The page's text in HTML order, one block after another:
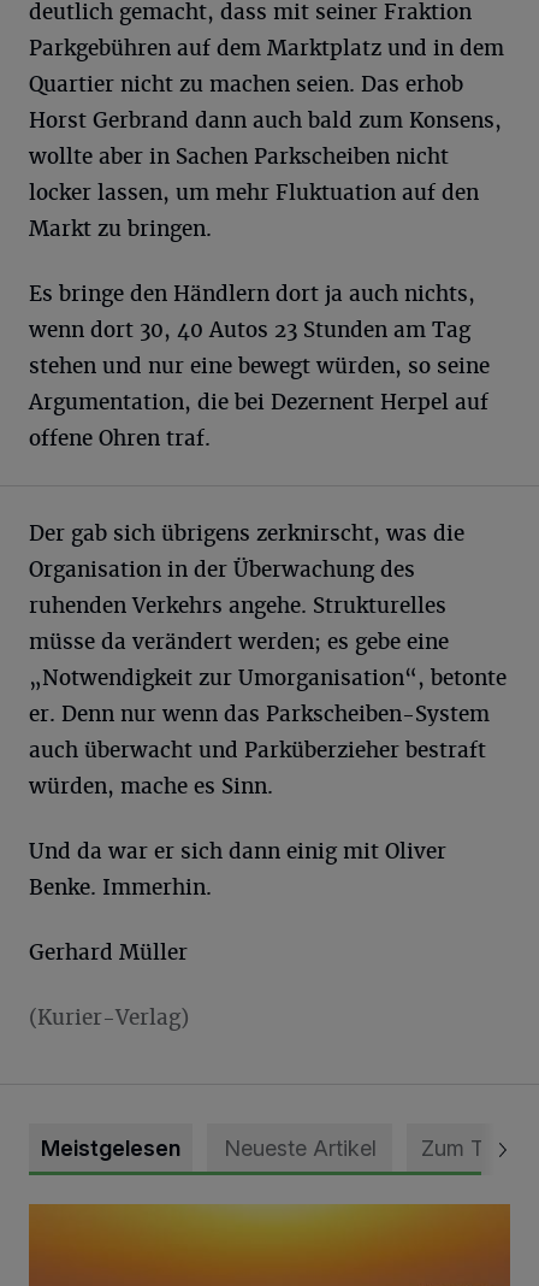
deutlich gemacht, dass mit seiner Fraktion
Parkgebühren auf dem Marktplatz und in dem
Quartier nicht zu machen seien. Das erhob
Horst Gerbrand dann auch bald zum Konsens,
wollte aber in Sachen Parkscheiben nicht
locker lassen, um mehr Fluktuation auf den
Markt zu bringen.
Es bringe den Händlern dort ja auch nichts,
wenn dort 30, 40 Autos 23 Stunden am Tag
stehen und nur eine bewegt würden, so seine
Argumentation, die bei Dezernent Herpel auf
offene Ohren traf.
Der gab sich übrigens zerknirscht, was die
Organisation in der Überwachung des
ruhenden Verkehrs angehe. Strukturelles
müsse da verändert werden; es gebe eine
„Notwendigkeit zur Umorganisation“, betonte
er. Denn nur wenn das Parkscheiben-System
auch überwacht und Parküberzieher bestraft
würden, mache es Sinn.
Und da war er sich dann einig mit Oliver
Benke. Immerhin.
Gerhard Müller
(Kurier-Verlag)
Meistgelesen Neueste Artikel Zum Thema
Die schönsten Sommermomente gesucht